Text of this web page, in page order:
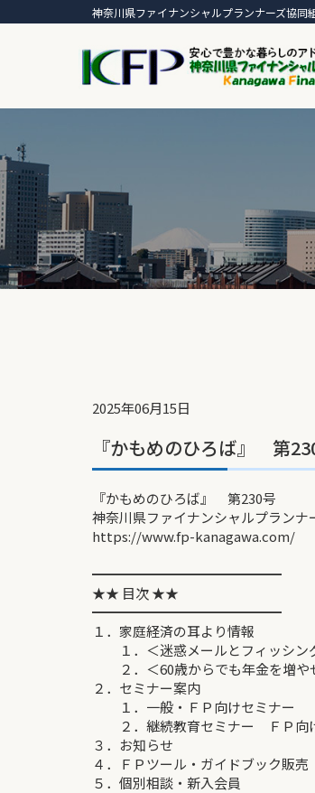
神奈川県ファイナンシャルプランナーズ協同
2025年06月15日
『かもめのひろば』 第
『かもめのひろば』 第230号
神奈川県ファイナンシャルプランナ
https://www.fp-kanagawa.com/
━━━━━━━━━━━━━━
★★ 目次 ★★
━━━━━━━━━━━━━━
１．家庭経済の耳より情報
１．＜迷惑メールとフィッシン
２．＜60歳からでも年金を増や
２．セミナー案内
１．一般・ＦＰ向けセミナー
２．継続教育セミナー ＦＰ向
３．お知らせ
４．ＦＰツール・ガイドブック販売
５．個別相談・新入会員